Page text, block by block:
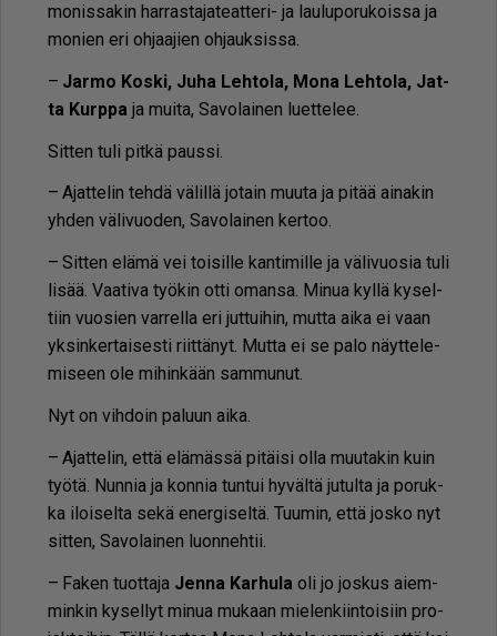
mo­nis­sa­kin har­ras­ta­ja­te­at­te­ri- ja lau­lu­po­ru­kois­sa ja
mo­nien eri oh­jaa­jien oh­jauk­sis­sa.
– Jar­mo Kos­ki, Juha Leh­to­la, Mona Leh­to­la, Jat­
ta Kurp­pa ja mui­ta, Sa­vo­lai­nen lu­et­te­lee.
Sit­ten tuli pit­kä paus­si.
– Ajat­te­lin teh­dä vä­lil­lä jo­tain muu­ta ja pi­tää ai­na­kin
yh­den vä­li­vuo­den, Sa­vo­lai­nen ker­too.
– Sit­ten elä­mä vei toi­sil­le kan­ti­mil­le ja vä­li­vuo­sia tuli
li­sää. Vaa­ti­va työ­kin ot­ti oman­sa. Mi­nua kyl­lä ky­sel­
tiin vuo­sien var­rel­la eri jut­tui­hin, mut­ta ai­ka ei vaan
yk­sin­ker­tai­ses­ti riit­tä­nyt. Mut­ta ei se palo näyt­te­le­
mi­seen ole mi­hin­kään sam­mu­nut.
Nyt on vih­doin pa­luun ai­ka.
– Ajat­te­lin, et­tä elä­mäs­sä pi­täi­si ol­la muu­ta­kin kuin
työ­tä. Nun­nia ja kon­nia tun­tui hy­väl­tä ju­tul­ta ja po­ruk­
ka iloi­sel­ta sekä ener­gi­sel­tä. Tuu­min, et­tä jos­ko nyt
sit­ten, Sa­vo­lai­nen luon­neh­tii.
– Fa­ken tuot­ta­ja Jen­na Kar­hu­la oli jo jos­kus ai­em­
min­kin ky­sel­lyt mi­nua mu­kaan mie­len­kiin­toi­siin pro­